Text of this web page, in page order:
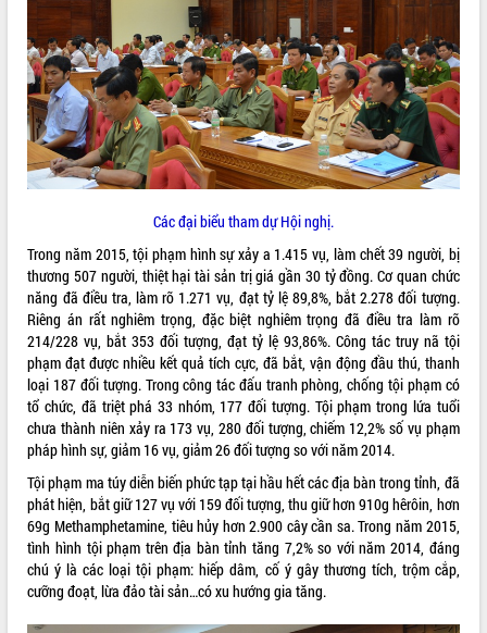
Lễ truy tặng danh hiệu “Bà Mẹ Việt
Nam Anh hùng” và trao Huân chương
Lao động
UBND tỉnh Đắk Lắk triển khai nhiệm
vụ 6 tháng cuối năm 2026
Kỳ họp thứ Hai, Hội đồng nhân dân
tỉnh khóa XI quyết nghị nhiều nội dung
Các đại biểu tham dự Hội nghị.
Trong năm 2015, tội phạm hình sự xảy a 1.415 vụ, làm chết 39 người, bị
thương 507 người, thiệt hại tài sản trị giá gần 30 tỷ đồng. Cơ quan chức
năng đã điều tra, làm rõ 1.271 vụ, đạt tỷ lệ 89,8%, bắt 2.278 đối tượng.
Riêng án rất nghiêm trọng, đặc biệt nghiêm trọng đã điều tra làm rõ
214/228 vụ, bắt 353 đối tượng, đạt tỷ lệ 93,86%. Công tác truy nã tội
phạm đạt được nhiều kết quả tích cực, đã bắt, vận động đầu thú, thanh
loại 187 đối tượng. Trong công tác đấu tranh phòng, chống tội phạm có
tổ chức, đã triệt phá 33 nhóm, 177 đối tượng. Tội phạm trong lứa tuổi
chưa thành niên xảy ra 173 vụ, 280 đối tượng, chiếm 12,2% số vụ phạm
pháp hình sự, giảm 16 vụ, giảm 26 đối tượng so với năm 2014.
Tội phạm ma túy diễn biến phức tạp tại hầu hết các địa bàn trong tỉnh, đã
phát hiện, bắt giữ 127 vụ với 159 đối tượng, thu giữ hơn 910g hêrôin, hơn
69g Methamphetamine, tiêu hủy hơn 2.900 cây cần sa. Trong năm 2015,
tình hình tội phạm trên địa bàn tỉnh tăng 7,2% so với năm 2014, đáng
chú ý là các loại tội phạm: hiếp dâm, cố ý gây thương tích, trộm cắp,
cưỡng đoạt, lừa đảo tài sản…có xu hướng gia tăng.